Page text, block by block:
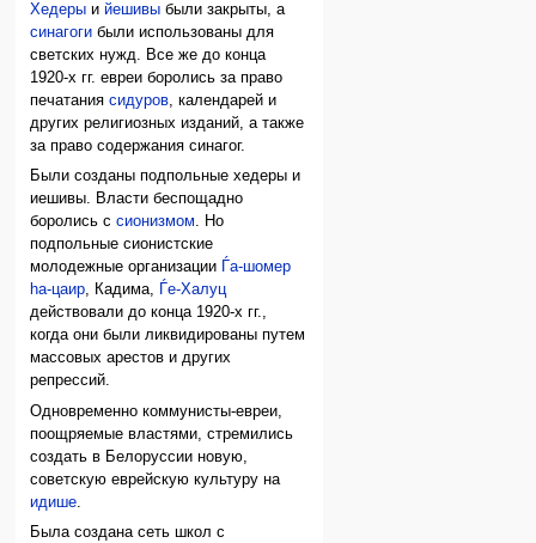
Хедеры ийешивы были закрыты, а
синагоги были использованы для
светских нужд. Все же до конца
1920-х гг. евреи боролись за право
печатаниясидуров, календарей и
других религиозных изданий, а также
за право содержания синагог.
Были созданы подпольные хедеры и
иешивы. Власти беспощадно
боролись ссионизмом. Но
подпольные сионистские
молодежные организации
Ѓа-шомер
hа-цаир, Кадима,
Ѓе-Халуц
действовали до конца 1920-х гг.,
когда они были ликвидированы путем
массовых арестов и других
репрессий.
Одновременно коммунисты-евреи,
поощряемые властями, стремились
создать в Белоруссии новую,
советскую еврейскую культуру на
идише
Была создана сеть школ с